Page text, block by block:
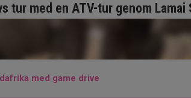
tur med en ATV-tur genom Lamai
med game drive